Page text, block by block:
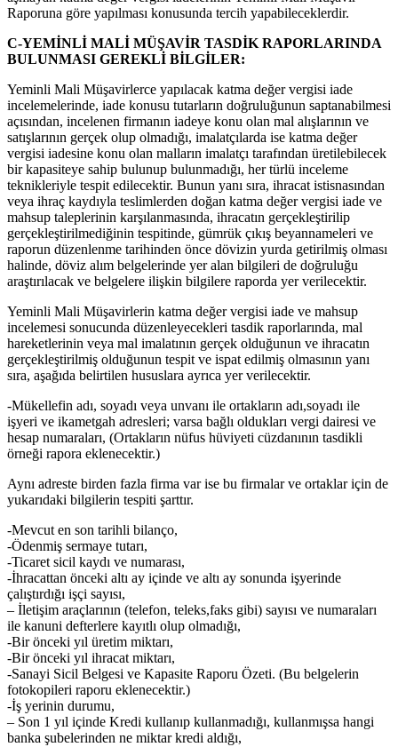
Raporuna göre yapılması konusunda tercih yapabileceklerdir.
C-YEMİNLİ MALİ MÜŞAVİR TASDİK RAPORLARINDA
BULUNMASI GEREKLİ BİLGİLER:
Yeminli Mali Müşavirlerce yapılacak katma değer vergisi iade
incelemelerinde, iade konusu tutarların doğruluğunun saptanabilmesi
açısından, incelenen firmanın iadeye konu olan mal alışlarının ve
satışlarının gerçek olup olmadığı, imalatçılarda ise katma değer
vergisi iadesine konu olan malların imalatçı tarafından üretilebilecek
bir kapasiteye sahip bulunup bulunmadığı, her türlü inceleme
teknikleriyle tespit edilecektir. Bunun yanı sıra, ihracat istisnasından
veya ihraç kaydıyla teslimlerden doğan katma değer vergisi iade ve
mahsup taleplerinin karşılanmasında, ihracatın gerçekleştirilip
gerçekleştirilmediğinin tespitinde, gümrük çıkış beyannameleri ve
raporun düzenlenme tarihinden önce dövizin yurda getirilmiş olması
halinde, döviz alım belgelerinde yer alan bilgileri de doğruluğu
araştırılacak ve belgelere ilişkin bilgilere raporda yer verilecektir.
Yeminli Mali Müşavirlerin katma değer vergisi iade ve mahsup
incelemesi sonucunda düzenleyecekleri tasdik raporlarında, mal
hareketlerinin veya mal imalatının gerçek olduğunun ve ihracatın
gerçekleştirilmiş olduğunun tespit ve ispat edilmiş olmasının yanı
sıra, aşağıda belirtilen hususlara ayrıca yer verilecektir.
-Mükellefin adı, soyadı veya unvanı ile ortakların adı,soyadı ile
işyeri ve ikametgah adresleri; varsa bağlı oldukları vergi dairesi ve
hesap numaraları, (Ortakların nüfus hüviyeti cüzdanının tasdikli
örneği rapora eklenecektir.)
Aynı adreste birden fazla firma var ise bu firmalar ve ortaklar için de
yukarıdaki bilgilerin tespiti şarttır.
-Mevcut en son tarihli bilanço,
-Ödenmiş sermaye tutarı,
-Ticaret sicil kaydı ve numarası,
-İhracattan önceki altı ay içinde ve altı ay sonunda işyerinde
çalıştırdığı işçi sayısı,
– İletişim araçlarının (telefon, teleks,faks gibi) sayısı ve numaraları
ile kanuni defterlere kayıtlı olup olmadığı,
-Bir önceki yıl üretim miktarı,
-Bir önceki yıl ihracat miktarı,
-Sanayi Sicil Belgesi ve Kapasite Raporu Özeti. (Bu belgelerin
fotokopileri raporu eklenecektir.)
-İş yerinin durumu,
– Son 1 yıl içinde Kredi kullanıp kullanmadığı, kullanmışsa hangi
banka şubelerinden ne miktar kredi aldığı,